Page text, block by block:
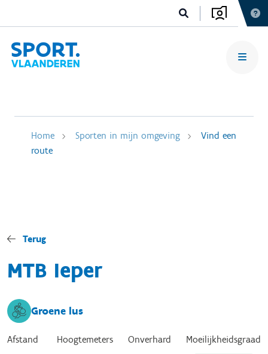
Home Sporten in mijn omgeving
Vind een
route
Terug
MTB Ieper
Groene lus
Afstand Hoogtemeters Onverhard Moeilijkheidsgraad